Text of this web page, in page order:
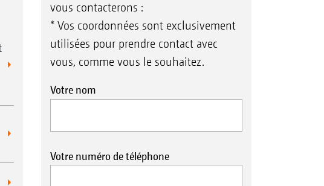
vous contacterons :
* Vos coordonnées sont exclusivement
utilisées pour prendre contact avec
vous, comme vous le souhaitez.
Votre nom
Votre numéro de téléphone